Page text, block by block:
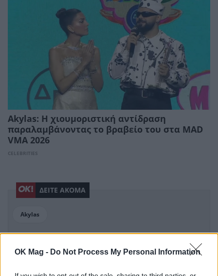
OK Mag - Do Not Process My Personal Information
Akylas: Η χιουμοριστική αντίδραση
παραλαμβάνοντας το βραβείο του στα MAD
VMA 2026
CELEBRITIES
ΔΕΙΤΕ ΑΚΟΜΑ
Akylas
ΠΕΡΙΣΣΟΤΕΡΑ ΣΤΟ